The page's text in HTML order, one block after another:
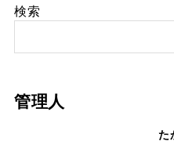
検索
管理人
た